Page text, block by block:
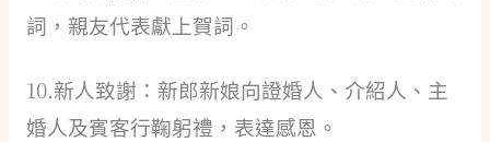
詞，親友代表獻上賀詞。
10.新人致謝：新郎新娘向證婚人、介紹人、主
婚人及賓客行鞠躬禮，表達感恩。